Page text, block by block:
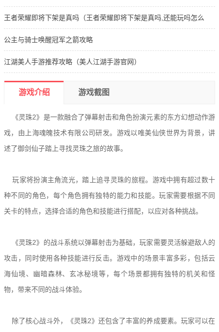
王者荣耀即将下架是真吗（王者荣耀即将下架是真吗,还能玩吗怎么
玩）
公主与骑士唤醒冠军之箭攻略
江湖美人手游推荐攻略（美人江湖手游官网）
游戏介绍 游戏截图
《灵珠2》是一款融合了弹幕射击和角色扮演元素的东方幻想动作游
戏，由上海魂魄技术有限公司研发。游戏以唯美仙侠世界为背景，讲
述了御剑仙子踏上寻找灵珠之旅的故事。
玩家将扮演主角流光，踏上追寻灵珠的旅程。游戏中拥有超过数十
种不同的角色，每个角色拥有独特的能力和技能。玩家需要根据不同
关卡的特点，选择合适的角色和技能进行搭配，以应对各种挑战。
《灵珠2》的战斗系统以弹幕射击为基础，玩家需要灵活躲避敌人的
攻击，同时使用各种技能进行反击。游戏中的场景丰富多彩，包括云
海仙境、幽暗森林、玄冰秘境等，每个场景都拥有独特的机关和怪
物，带来不同的战斗体验。
除了核心战斗外，《灵珠2》还包含了丰富的养成要素。玩家可以在